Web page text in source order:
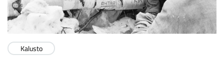
Kalusto